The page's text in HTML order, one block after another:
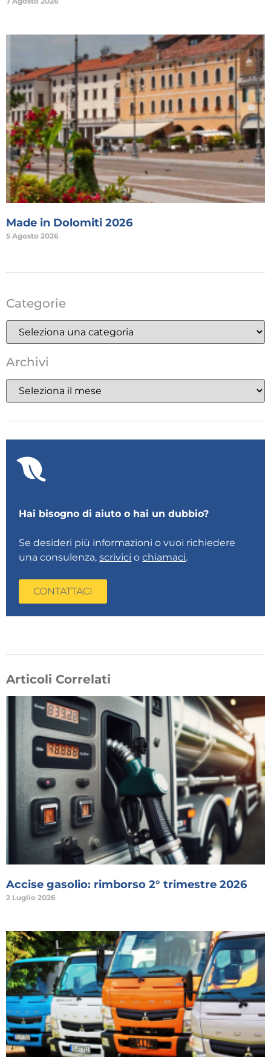
Made in Dolomiti 2026
5 Agosto 2026
Categorie
Archivi
Hai bisogno di aiuto o hai un dubbio?
Se desideri più informazioni o vuoi richiedere
una consulenza,scrivici ochiamaci.
CONTATTACI
Articoli Correlati
Accise gasolio: rimborso 2° trimestre 2026
2 Luglio 2026